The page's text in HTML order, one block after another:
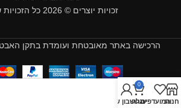
זכויות יוצרים © 2026 כל הזכויות שמורות
הרכישה באתר מאובטחת ועומדת בתקן
חנותהמועדפים
0
עגלה
החשבון שלי